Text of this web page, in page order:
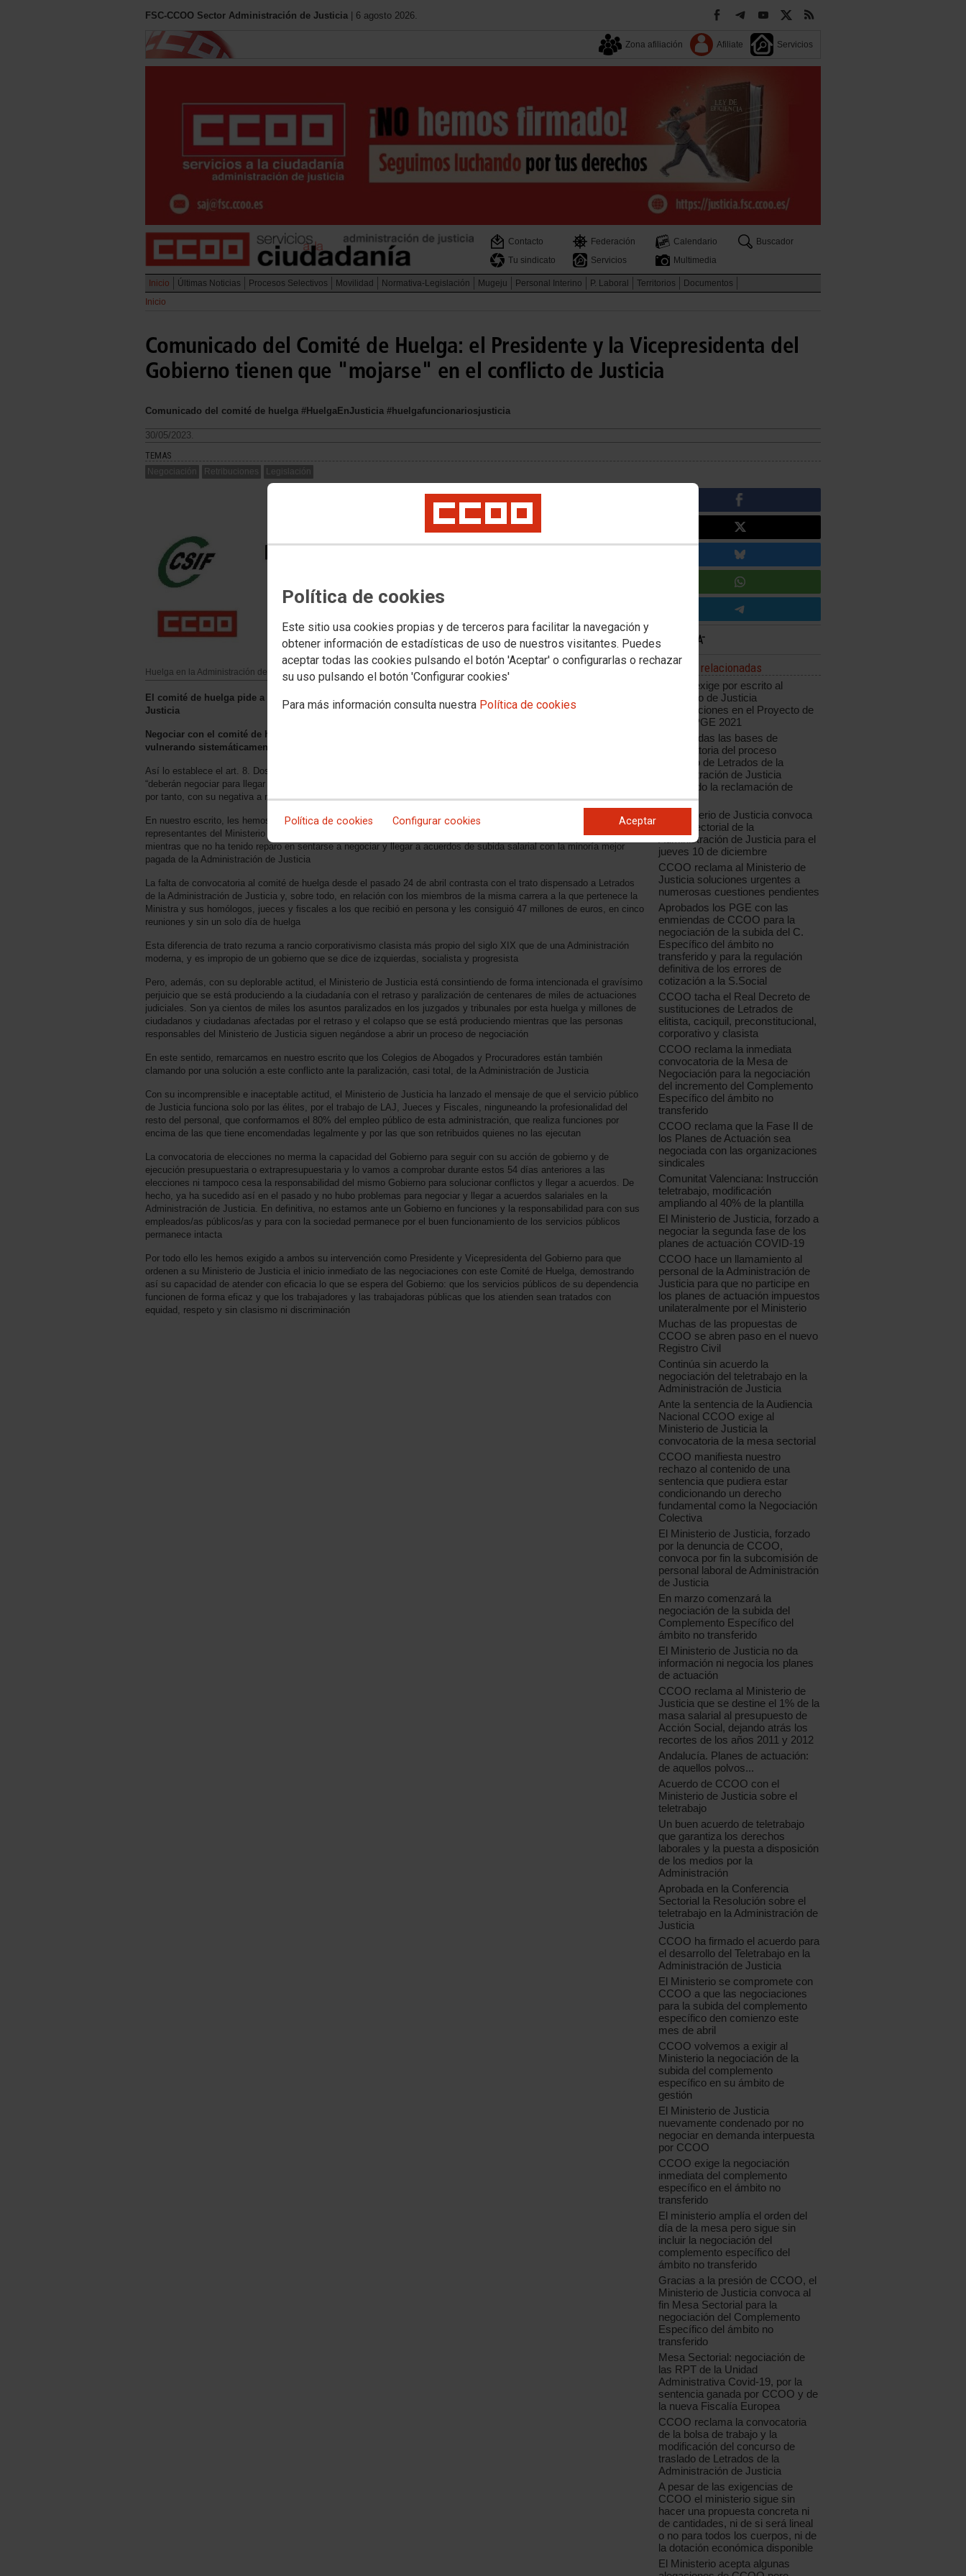
Política de cookies
Este sitio usa cookies propias y de terceros para facilitar la navegación y
obtener información de estadísticas de uso de nuestros visitantes. Puedes
aceptar todas las cookies pulsando el botón 'Aceptar' o configurarlas o rechazar
su uso pulsando el botón 'Configurar cookies'
Para más información consulta nuestra Política de cookies
Política de cookies Configurar cookies Aceptar
FSC-CCOO Sector Administración de Justicia | 6 agosto 2026.
Zona afiliación Afiliate Servicios
Contacto Federación Calendario
Buscador
Tu sindicato
Servicios Multimedia
Inicio Últimas Noticias Procesos Selectivos Movilidad Normativa-Legislación Mugeju Personal Interino P. Laboral Territorios
Documentos
Inicio
Comunicado del Comité de Huelga: el Presidente y la Vicepresidenta del
Gobierno tienen que "mojarse" en el conflicto de Justicia
Comunicado del comité de huelga #HuelgaEnJusticia #huelgafuncionariosjusticia
30/05/2023.
TEMAS
Negociación Retribuciones Legislación
Huelga en la Administración de Justicia
El comité de huelga pide a Pedro Sánchez y Yolanda Díaz que intervengan para solucionar el conflicto en
Justicia
Negociar con el comité de huelga no es una opción sino una obligación legal que el Ministerio de Justicia está
vulnerando sistemáticamente con este comité de huelga
Así lo establece el art. 8. Dos del Real Decreto 17/1977 disponiendo que el Comité de Huelga y el empresario afectado
“deberán negociar para llegar a un acuerdo” desde la fecha del preaviso y durante la huelga. El Ministerio de Justicia,
por tanto, con su negativa a negociar está incumpliendo el ordenamiento jurídico vigente
En nuestro escrito, les hemos puesto de manifiesto el trato vejatorio y claramente discriminatorio que los
representantes del Ministerio de Justicia están dispensando hacia el 93% del personal de la Administración de Justicia
mientras que no ha tenido reparo en sentarse a negociar y llegar a acuerdos de subida salarial con la minoría mejor
pagada de la Administración de Justicia
La falta de convocatoria al comité de huelga desde el pasado 24 de abril contrasta con el trato dispensado a Letrados
de la Administración de Justicia y, sobre todo, en relación con los miembros de la misma carrera a la que pertenece la
Ministra y sus homólogos, jueces y fiscales a los que recibió en persona y les consiguió 47 millones de euros, en cinco
reuniones y sin un solo día de huelga
Esta diferencia de trato rezuma a rancio corporativismo clasista más propio del siglo XIX que de una Administración
moderna, y es impropio de un gobierno que se dice de izquierdas, socialista y progresista
Pero, además, con su deplorable actitud, el Ministerio de Justicia está consintiendo de forma intencionada el gravísimo
perjuicio que se está produciendo a la ciudadanía con el retraso y paralización de centenares de miles de actuaciones
judiciales. Son ya cientos de miles los asuntos paralizados en los juzgados y tribunales por esta huelga y millones de
ciudadanos y ciudadanas afectadas por el retraso y el colapso que se está produciendo mientras que las personas
responsables del Ministerio de Justicia siguen negándose a abrir un proceso de negociación
En este sentido, remarcamos en nuestro escrito que los Colegios de Abogados y Procuradores están también
clamando por una solución a este conflicto ante la paralización, casi total, de la Administración de Justicia
Con su incomprensible e inaceptable actitud, el Ministerio de Justicia ha lanzado el mensaje de que el servicio público
de Justicia funciona solo por las élites, por el trabajo de LAJ, Jueces y Fiscales, ninguneando la profesionalidad del
resto del personal, que conformamos el 80% del empleo público de esta administración, que realiza funciones por
encima de las que tiene encomendadas legalmente y por las que son retribuidos quienes no las ejecutan
La convocatoria de elecciones no merma la capacidad del Gobierno para seguir con su acción de gobierno y de
ejecución presupuestaria o extrapresupuestaria y lo vamos a comprobar durante estos 54 días anteriores a las
elecciones ni tampoco cesa la responsabilidad del mismo Gobierno para solucionar conflictos y llegar a acuerdos. De
hecho, ya ha sucedido así en el pasado y no hubo problemas para negociar y llegar a acuerdos salariales en la
Administración de Justicia. En definitiva, no estamos ante un Gobierno en funciones y la responsabilidad para con sus
empleados/as públicos/as y para con la sociedad permanece por el buen funcionamiento de los servicios públicos
permanece intacta
Por todo ello les hemos exigido a ambos su intervención como Presidente y Vicepresidenta del Gobierno para que
ordenen a su Ministerio de Justicia el inicio inmediato de las negociaciones con este Comité de Huelga, demostrando
así su capacidad de atender con eficacia lo que se espera del Gobierno: que los servicios públicos de su dependencia
funcionen de forma eficaz y que los trabajadores y las trabajadoras públicas que los atienden sean tratados con
equidad, respeto y sin clasismo ni discriminación
Noticias relacionadas
CCOO exige por escrito al
Ministerio de Justicia
modificaciones en el Proyecto de
Ley de PGE 2021
Modificadas las bases de
convocatoria del proceso
selectivo de Letrados de la
Administración de Justicia
aceptando la reclamación de
CCOO
El Ministerio de Justicia convoca
Mesa Sectorial de la
Administración de Justicia para el
jueves 10 de diciembre
CCOO reclama al Ministerio de
Justicia soluciones urgentes a
numerosas cuestiones pendientes
Aprobados los PGE con las
enmiendas de CCOO para la
negociación de la subida del C.
Específico del ámbito no
transferido y para la regulación
definitiva de los errores de
cotización a la S.Social
CCOO tacha el Real Decreto de
sustituciones de Letrados de
elitista, caciquil, preconstitucional,
corporativo y clasista
CCOO reclama la inmediata
convocatoria de la Mesa de
Negociación para la negociación
del incremento del Complemento
Específico del ámbito no
transferido
CCOO reclama que la Fase II de
los Planes de Actuación sea
negociada con las organizaciones
sindicales
Comunitat Valenciana: Instrucción
teletrabajo, modificación
ampliando al 40% de la plantilla
El Ministerio de Justicia, forzado a
negociar la segunda fase de los
planes de actuación COVID-19
CCOO hace un llamamiento al
personal de la Administración de
Justicia para que no participe en
los planes de actuación impuestos
unilateralmente por el Ministerio
Muchas de las propuestas de
CCOO se abren paso en el nuevo
Registro Civil
Continúa sin acuerdo la
negociación del teletrabajo en la
Administración de Justicia
Ante la sentencia de la Audiencia
Nacional CCOO exige al
Ministerio de Justicia la
convocatoria de la mesa sectorial
CCOO manifiesta nuestro
rechazo al contenido de una
sentencia que pudiera estar
condicionando un derecho
fundamental como la Negociación
Colectiva
El Ministerio de Justicia, forzado
por la denuncia de CCOO,
convoca por fin la subcomisión de
personal laboral de Administración
de Justicia
En marzo comenzará la
negociación de la subida del
Complemento Específico del
ámbito no transferido
El Ministerio de Justicia no da
información ni negocia los planes
de actuación
CCOO reclama al Ministerio de
Justicia que se destine el 1% de la
masa salarial al presupuesto de
Acción Social, dejando atrás los
recortes de los años 2011 y 2012
Andalucía. Planes de actuación:
de aquellos polvos...
Acuerdo de CCOO con el
Ministerio de Justicia sobre el
teletrabajo
Un buen acuerdo de teletrabajo
que garantiza los derechos
laborales y la puesta a disposición
de los medios por la
Administración
Aprobada en la Conferencia
Sectorial la Resolución sobre el
teletrabajo en la Administración de
Justicia
CCOO ha firmado el acuerdo para
el desarrollo del Teletrabajo en la
Administración de Justicia
El Ministerio se compromete con
CCOO a que las negociaciones
para la subida del complemento
específico den comienzo este
mes de abril
CCOO volvemos a exigir al
Ministerio la negociación de la
subida del complemento
específico en su ámbito de
gestión
El Ministerio de Justicia
nuevamente condenado por no
negociar en demanda interpuesta
por CCOO
CCOO exige la negociación
inmediata del complemento
específico en el ámbito no
transferido
El ministerio amplía el orden del
día de la mesa pero sigue sin
incluir la negociación del
complemento específico del
ámbito no transferido
Gracias a la presión de CCOO, el
Ministerio de Justicia convoca al
fin Mesa Sectorial para la
negociación del Complemento
Específico del ámbito no
transferido
Mesa Sectorial: negociación de
las RPT de la Unidad
Administrativa Covid-19, por la
sentencia ganada por CCOO y de
la nueva Fiscalía Europea
CCOO reclama la convocatoria
de la bolsa de trabajo y la
modificación del concurso de
traslado de Letrados de la
Administración de Justicia
A pesar de las exigencias de
CCOO el ministerio sigue sin
hacer una propuesta concreta ni
de cantidades, ni de si será lineal
o no para todos los cuerpos, ni de
la dotación económica disponible
El Ministerio acepta algunas